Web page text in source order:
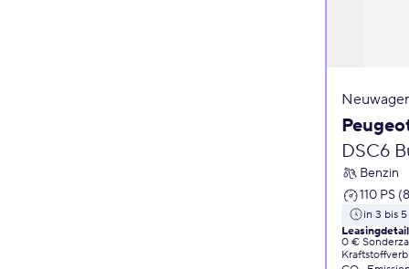
DSC6
Benzin
110 PS
in 3 bis
0 €